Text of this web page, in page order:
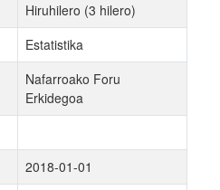
Hiruhilero (3 hilero)
Estatistika
Nafarroako Foru
Erkidegoa
2018-01-01